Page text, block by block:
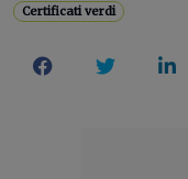
Certificati verdi